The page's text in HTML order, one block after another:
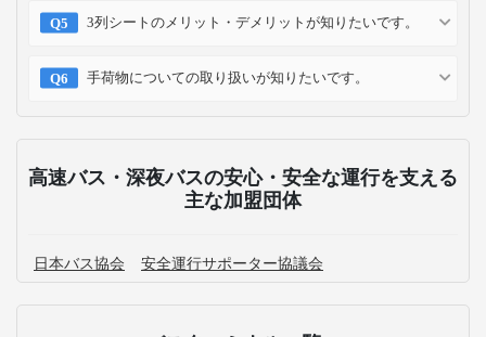
3列シートのメリット・デメリットが知りたいです。
手荷物についての取り扱いが知りたいです。
高速バス・深夜バスの安心・安全な運行を支える
主な加盟団体
日本バス協会 安全運行サポーター協議会